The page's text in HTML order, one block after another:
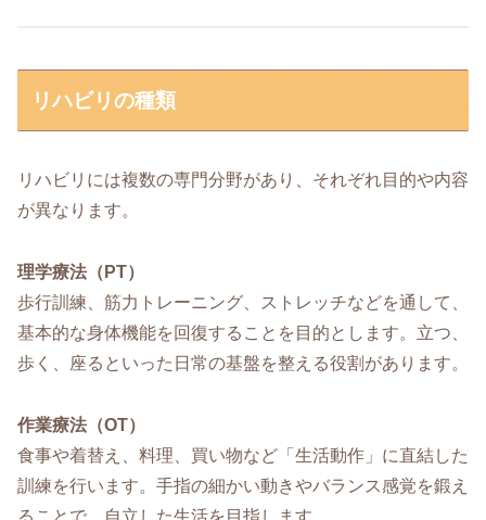
リハビリの種類
リハビリには複数の専門分野があり、それぞれ目的や内容
が異なります。
理学療法（PT）
歩行訓練、筋力トレーニング、ストレッチなどを通して、
基本的な身体機能を回復することを目的とします。立つ、
歩く、座るといった日常の基盤を整える役割があります。
作業療法（OT）
食事や着替え、料理、買い物など「生活動作」に直結した
訓練を行います。手指の細かい動きやバランス感覚を鍛え
ることで、自立した生活を目指します。